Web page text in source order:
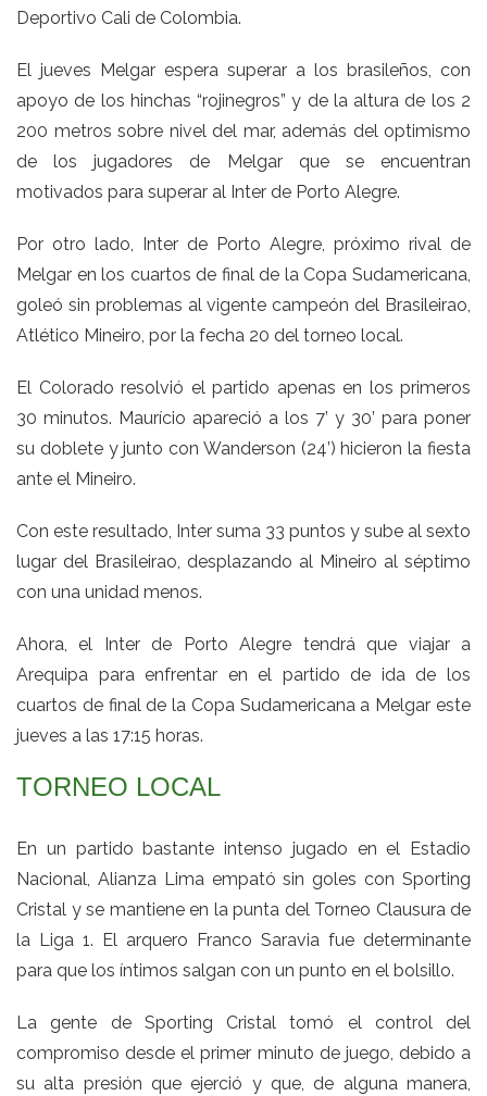
Deportivo Cali de Colombia.
El jueves Melgar espera superar a los brasileños, con
apoyo de los hinchas “rojinegros” y de la altura de los 2
200 metros sobre nivel del mar, además del optimismo
de los jugadores de Melgar que se encuentran
motivados para superar al Inter de Porto Alegre.
Por otro lado, Inter de Porto Alegre, próximo rival de
Melgar en los cuartos de final de la Copa Sudamericana,
goleó sin problemas al vigente campeón del Brasileirao,
Atlético Mineiro, por la fecha 20 del torneo local.
El Colorado resolvió el partido apenas en los primeros
30 minutos. Maurício apareció a los 7’ y 30’ para poner
su doblete y junto con Wanderson (24’) hicieron la fiesta
ante el Mineiro.
Con este resultado, Inter suma 33 puntos y sube al sexto
lugar del Brasileirao, desplazando al Mineiro al séptimo
con una unidad menos.
Ahora, el Inter de Porto Alegre tendrá que viajar a
Arequipa para enfrentar en el partido de ida de los
cuartos de final de la Copa Sudamericana a Melgar este
jueves a las 17:15 horas.
TORNEO LOCAL
En un partido bastante intenso jugado en el Estadio
Nacional, Alianza Lima empató sin goles con Sporting
Cristal y se mantiene en la punta del Torneo Clausura de
la Liga 1. El arquero Franco Saravia fue determinante
para que los íntimos salgan con un punto en el bolsillo.
La gente de Sporting Cristal tomó el control del
compromiso desde el primer minuto de juego, debido a
su alta presión que ejerció y que, de alguna manera,